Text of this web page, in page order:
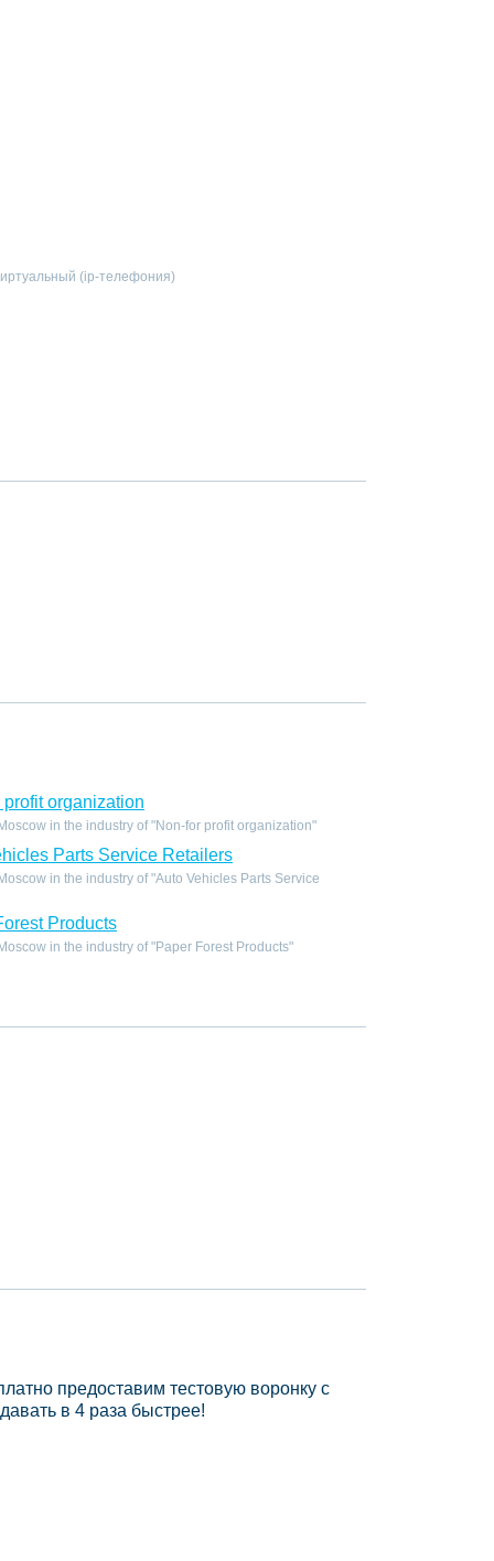
(ip-телефония)
profit organization
in the industry of "Non-for profit organization"
Parts Service Retailers
in the industry of "Auto Vehicles Parts Service
Products
in the industry of "Paper Forest Products"
предоставим тестовую воронку с
в 4 раза быстрее!